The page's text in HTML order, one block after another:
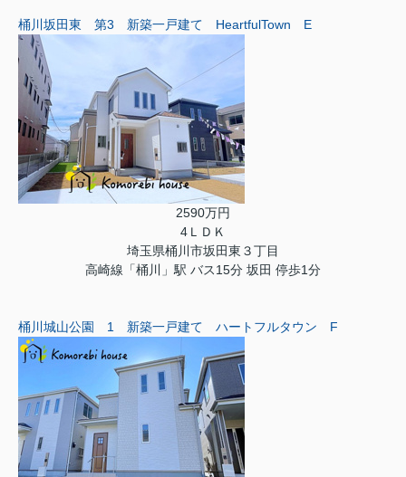
桶川坂田東 第3 新築一戸建て HeartfulTown E
2590万円
4ＬＤＫ
埼玉県桶川市坂田東３丁目
高崎線「桶川」駅 バス15分 坂田 停歩1分
桶川城山公園 1 新築一戸建て ハートフルタウン F